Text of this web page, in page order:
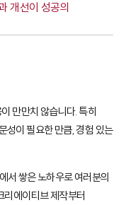
개선이 성공의
만만치 않습니다. 특히
성이 필요한 만큼, 경험 있는
서 쌓은 노하우로 여러분의
리에이티브 제작부터